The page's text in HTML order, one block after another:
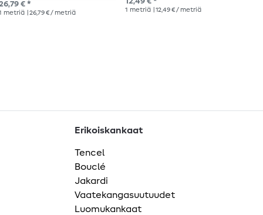
€ *
metriä | 26,79 € / metriä 1 metriä | 12,49 € / metriä
Erikoiskankaat
Tencel
Bouclé
Jakardi
Vaatekangasuutuudet
Luomukankaat